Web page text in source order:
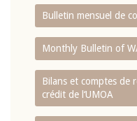
Bulletin mensuel de
Monthly Bulletin of
Bilans et comptes de
crédit de l‘UMOA